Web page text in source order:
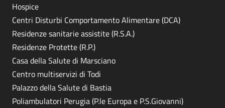
Hospice
Centri Disturbi Comportamento Alimentare (DCA)
Residenze sanitarie assistite (R.S.A.)
Residenze Protette (R.P.)
Casa della Salute di Marsciano
Centro multiservizi di Todi
Palazzo della Salute di Bastia
Poliambulatori Perugia (P.le Europa e P.S.Giovanni)